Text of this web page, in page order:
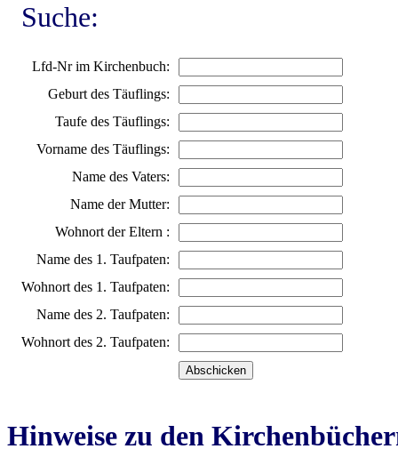
Suche:
Lfd-Nr im Kirchenbuch:
Geburt des Täuflings:
Taufe des Täuflings:
Vorname des Täuflings:
Name des Vaters:
Name der Mutter:
Wohnort der Eltern :
Name des 1. Taufpaten:
Wohnort des 1. Taufpaten:
Name des 2. Taufpaten:
Wohnort des 2. Taufpaten:
Hinweise zu den